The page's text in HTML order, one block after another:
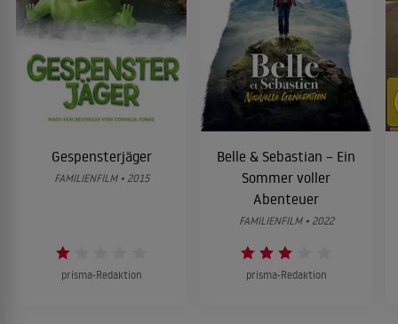
Gespensterjäger
FAMILIENFILM • 2015
prisma-Redaktion
Belle & Sebastian – Ein
Sommer voller
Abenteuer
FAMILIENFILM • 2022
prisma-Redaktion